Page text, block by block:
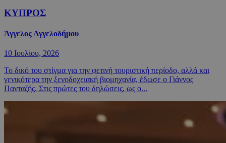
ΚΥΠΡΟΣ
Άγγελος Αγγελοδήμου
10 Ιουλίου, 2026
Το δικό του στίγμα για την φετινή τουριστική περίοδο, αλλά και
γενικότερα την ξενοδοχειακή βιομηχανία, έδωσε ο Γιάννος
Πανταζής. Στις πρώτες του δηλώσεις, ως ο...